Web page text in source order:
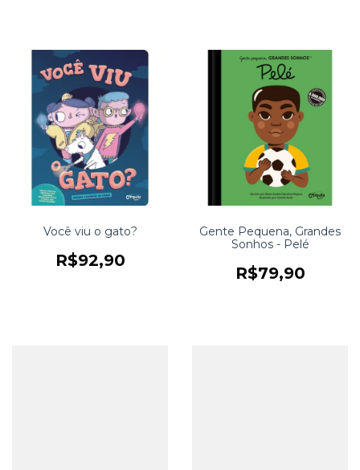
Você viu o gato?
R$92,90
Gente Pequena, Grandes
Sonhos - Pelé
R$79,90